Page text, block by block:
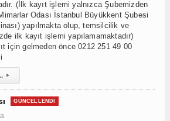
(İlk kayıt işlemi yalnızca Şubemizden
Odası İstanbul Büyükkent Şubesi
yapılmakta olup, temsilcilik ve
ilk kayıt işlemi yapılamamaktadır)
için gelmeden önce 0212 251 49 00
▸
GÜNCELLENDI